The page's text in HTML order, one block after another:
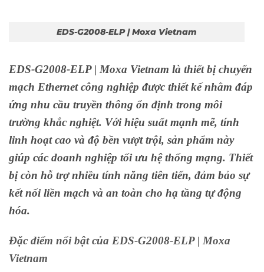
EDS-G2008-ELP | Moxa Vietnam
EDS-G2008-ELP | Moxa Vietnam là thiết bị chuyển
mạch Ethernet công nghiệp được thiết kế nhằm đáp
ứng nhu cầu truyền thông ổn định trong môi
trường khắc nghiệt. Với hiệu suất mạnh mẽ, tính
linh hoạt cao và độ bền vượt trội, sản phẩm này
giúp các doanh nghiệp tối ưu hệ thống mạng. Thiết
bị còn hỗ trợ nhiều tính năng tiên tiến, đảm bảo sự
kết nối liền mạch và an toàn cho hạ tầng tự động
hóa.
Đặc điểm nổi bật của EDS-G2008-ELP | Moxa
Vietnam